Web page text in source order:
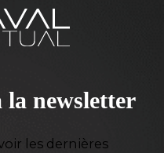
la newsletter
les dernières